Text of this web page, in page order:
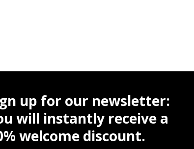
up for our newsletter:
will instantly receive a
welcome discount.